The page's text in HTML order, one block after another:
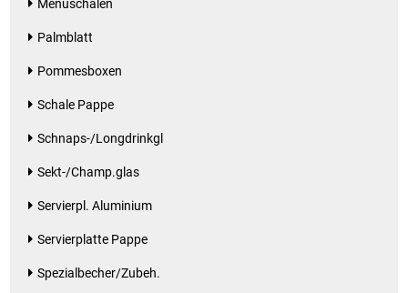
Menüschalen
Palmblatt
Pommesboxen
Schale Pappe
Schnaps-/Longdrinkgl
Sekt-/Champ.glas
Servierpl. Aluminium
Servierplatte Pappe
Spezialbecher/Zubeh.